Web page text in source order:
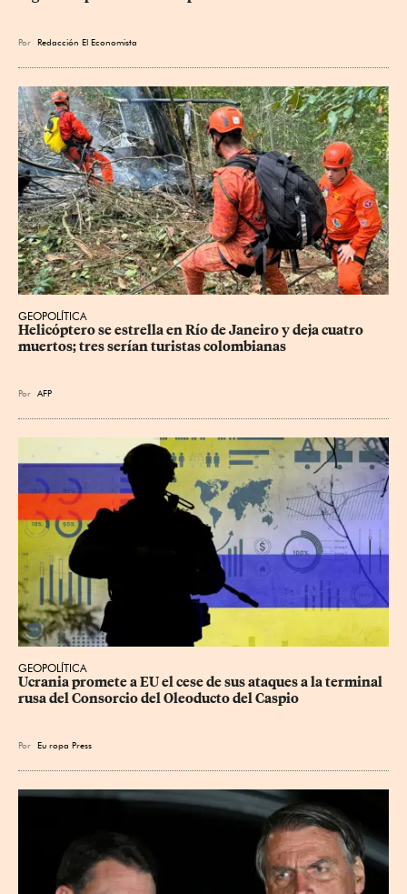
Por Redacción El Economista
GEOPOLÍTICA
Helicóptero se estrella en Río de Janeiro y deja cuatro
muertos; tres serían turistas colombianas
Por AFP
GEOPOLÍTICA
Ucrania promete a EU el cese de sus ataques a la terminal
rusa del Consorcio del Oleoducto del Caspio
Por Eu ropa Press